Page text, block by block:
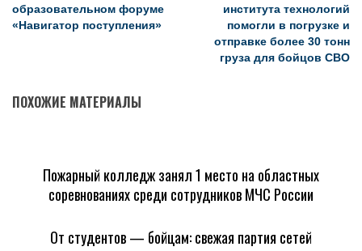
образовательном форуме
«Навигатор поступления»
института технологий
помогли в погрузке и
отправке более 30 тонн
груза для бойцов СВО
ПОХОЖИЕ МАТЕРИАЛЫ
Пожарный колледж занял 1 место на областных
соревнованиях среди сотрудников МЧС России
От студентов — бойцам: свежая партия сетей